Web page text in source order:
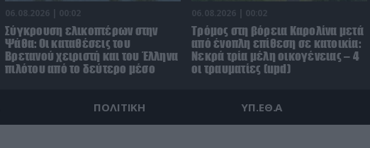
06.08.2026 | 00:02
Σύγκρουση ελικοπτέρων στην
Ψάθα: Οι καταθέσεις του
Βρετανού χειριστή και του Έλληνα
πιλότου από το δεύτερο μέσο
06.08.2026 | 00:02
Τρόμος στη βόρεια Καρολίνα μετά
από ένοπλη επίθεση σε κατοικία:
Νεκρά τρία μέλη οικογένειας – 4
οι τραυματίες (upd)
ΠΟΛΙΤΙΚΗ ΥΠ.ΕΘ.Α